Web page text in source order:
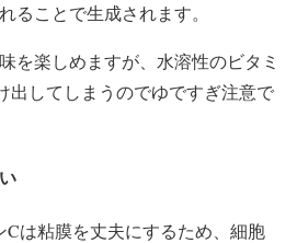
ることで生成されます。
を楽しめますが、水溶性のビタミ
出してしまうのでゆですぎ注意で
は粘膜を丈夫にするため、細胞